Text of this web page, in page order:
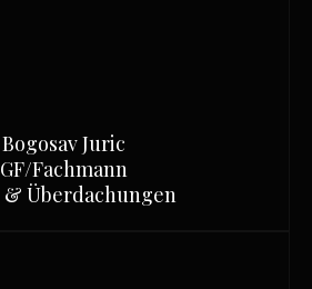
Bogosav Juric
GF/Fachmann
& Überdachungen